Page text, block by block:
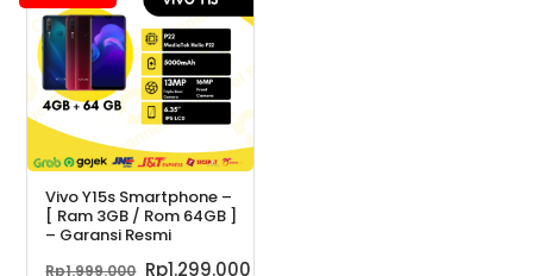
Vivo Y15s Smartphone –
[ Ram 3GB / Rom 64GB ]
– Garansi Resmi
Rp1.999.000 Harga
Rp1.299.000